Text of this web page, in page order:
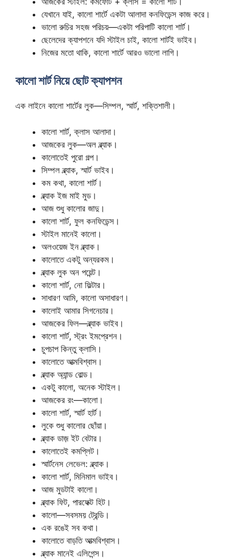
যেখানে যাই, কালো শার্টে একটা আলাদা কনফিডেন্স কাজ করে।
ভালো রুচির সহজ পরিচয়—একটা পরিপাটি কালো শার্ট।
ছেলেদের ক্যাপশনে যদি স্টাইল চাই, কালো শার্টই ভাইব।
নিজের মতো থাকি, কালো শার্টে আরও ভালো লাগি।
কালো শার্ট নিয়ে ছোট ক্যাপশন
এক লাইনে কালো শার্টের লুক—সিম্পল, স্মার্ট, শক্তিশালী।
কালো শার্ট, ক্লাস আলাদা।
আজকের লুক—অল ব্ল্যাক।
কালোতেই পুরো গল্প।
সিম্পল ব্ল্যাক, স্মার্ট ভাইব।
কম কথা, কালো শার্ট।
ব্ল্যাক ইজ মাই মুড।
আজ শুধু কালোর জাদু।
কালো শার্ট, ফুল কনফিডেন্স।
স্টাইল মানেই কালো।
অলওয়েজ ইন ব্ল্যাক।
কালোতে একটু অন্যরকম।
ব্ল্যাক লুক অন পয়েন্ট।
কালো শার্ট, নো ফিল্টার।
সাধারণ আমি, কালো অসাধারণ।
কালোই আমার সিগনেচার।
আজকের ফিল—ব্ল্যাক ভাইব।
কালো শার্ট, স্ট্রং ইমপ্রেশন।
চুপচাপ কিন্তু ক্লাসি।
কালোতে আত্মবিশ্বাস।
ব্ল্যাক অ্যান্ড বোল্ড।
একটু কালো, অনেক স্টাইল।
আজকের রং—কালো।
কালো শার্ট, স্মার্ট হার্ট।
লুকে শুধু কালোর ছোঁয়া।
ব্ল্যাক ডাজ় ইট বেটার।
কালোতেই কমপ্লিট।
স্মার্টনেস লেভেল: ব্ল্যাক।
কালো শার্ট, মিনিমাল ভাইব।
আজ মুডটাই কালো।
ব্ল্যাক ফিট, পারফেক্ট হিট।
কালো—সবসময় ট্রেন্ডি।
এক রঙেই সব কথা।
কালোতে বাড়তি আত্মবিশ্বাস।
ব্ল্যাক মানেই এলিগেন্স।